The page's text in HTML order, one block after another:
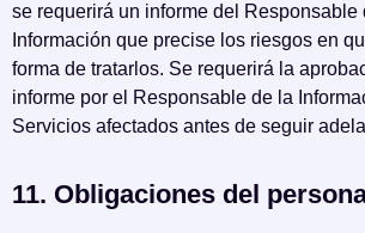
se requerirá un informe del Responsable
Información que precise los riesgos en
forma de tratarlos. Se requerirá la
informe por el Responsable de la
Servicios afectados antes de seguir
11. Obligaciones del